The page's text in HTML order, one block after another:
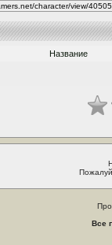
Название
Все